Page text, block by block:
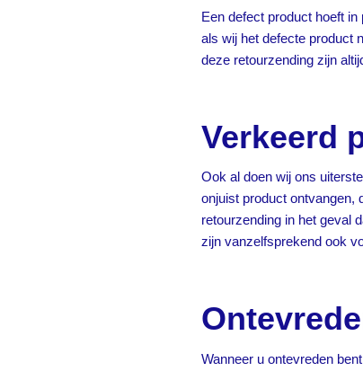
Een defect product hoeft
als wij het defecte product
deze retourzending zijn
Verkeerd
Ook al doen wij ons
onjuist product ontvangen,
retourzending in het geval
zijn vanzelfsprekend ook
Wanneer u ontevreden